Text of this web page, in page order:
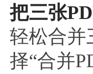
把三张
轻松合并
择“合并